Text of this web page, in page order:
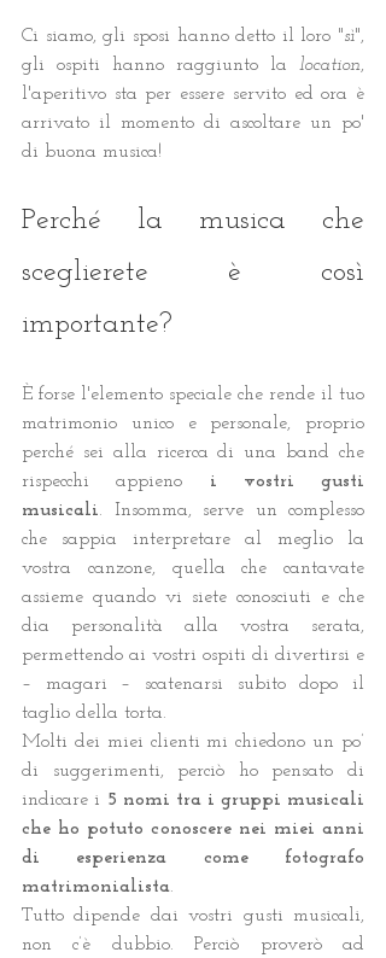
Ci siamo, gli sposi hanno detto il loro "sì",
gli ospiti hanno raggiunto la location,
l'aperitivo sta per essere servito ed ora è
arrivato il momento di ascoltare un po'
di buona musica!
Perché la musica che
sceglierete è così
importante?
È forse l'elemento speciale che rende il tuo
matrimonio unico e personale, proprio
perché sei alla ricerca di una band che
rispecchi appieno i vostri gusti
musicali. Insomma, serve un complesso
che sappia interpretare al meglio la
vostra canzone, quella che cantavate
assieme quando vi siete conosciuti e che
dia personalità alla vostra serata,
permettendo ai vostri ospiti di divertirsi e
– magari – scatenarsi subito dopo il
taglio della torta.
Molti dei miei clienti mi chiedono un po’
di suggerimenti, perciò ho pensato di
indicare i 5 nomi tra i gruppi musicali
che ho potuto conoscere nei miei anni
di esperienza come fotografo
matrimonialista.
Tutto dipende dai vostri gusti musicali,
non c’è dubbio. Perciò proverò ad